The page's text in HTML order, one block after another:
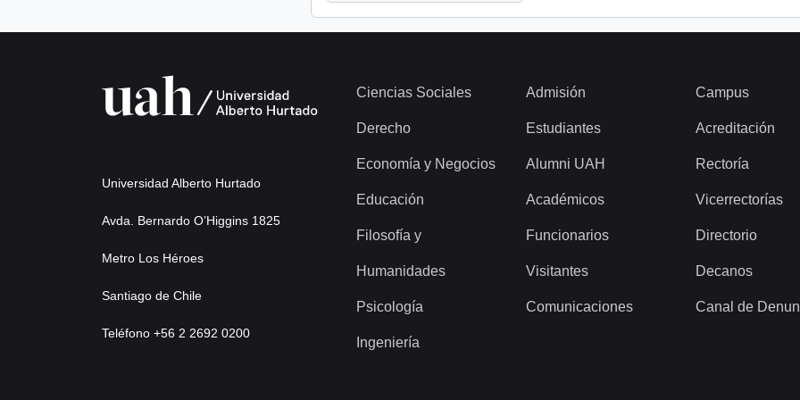
Universidad Alberto Hurtado
Avda. Bernardo O’Higgins 1825
Metro Los Héroes
Santiago de Chile
Teléfono +56 2 2692 0200
Ciencias Sociales
Derecho
Economía y Negocios
Educación
Filosofía y
Humanidades
Psicología
Ingeniería
Admisión
Estudiantes
Alumni UAH
Académicos
Funcionarios
Visitantes
Comunicaciones
Campus
Acreditación
Rectoría
Vicerrectorías
Directorio
Decanos
Canal de